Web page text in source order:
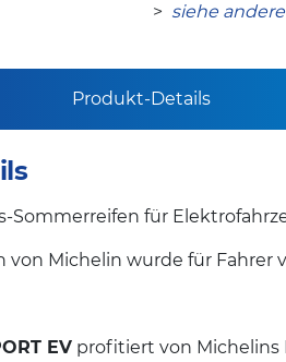
> siehe
Produkt-Details
Sommerreifen für
von Michelin wurde für
EV profitiert von Michelins